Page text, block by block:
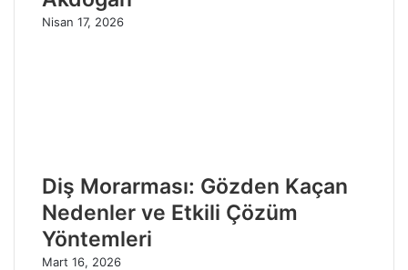
Nisan 17, 2026
Diş Morarması: Gözden Kaçan
Nedenler ve Etkili Çözüm
Yöntemleri
Mart 16, 2026